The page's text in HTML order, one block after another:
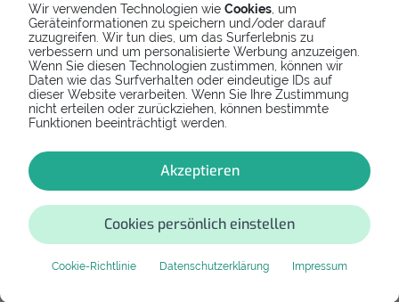
Wir verwenden Technologien wie Cookies , um
Geräteinformationen zu speichern und/oder darauf
zuzugreifen. Wir tun dies, um das Surferlebnis zu
verbessern und um personalisierte Werbung anzuzeigen.
Wenn Sie diesen Technologien zustimmen, können wir
Daten wie das Surfverhalten oder eindeutige IDs auf
dieser Website verarbeiten. Wenn Sie Ihre Zustimmung
nicht erteilen oder zurückziehen, können bestimmte
Funktionen beeinträchtigt werden.
Akzeptieren
Cookies persönlich einstellen
Cookie-Richtlinie Datenschutzerklärung Impressum
Spenden
Spende Dein Gerät über
handysfuerdieumwelt.de
für einen guten Zweck.
Verkaufen